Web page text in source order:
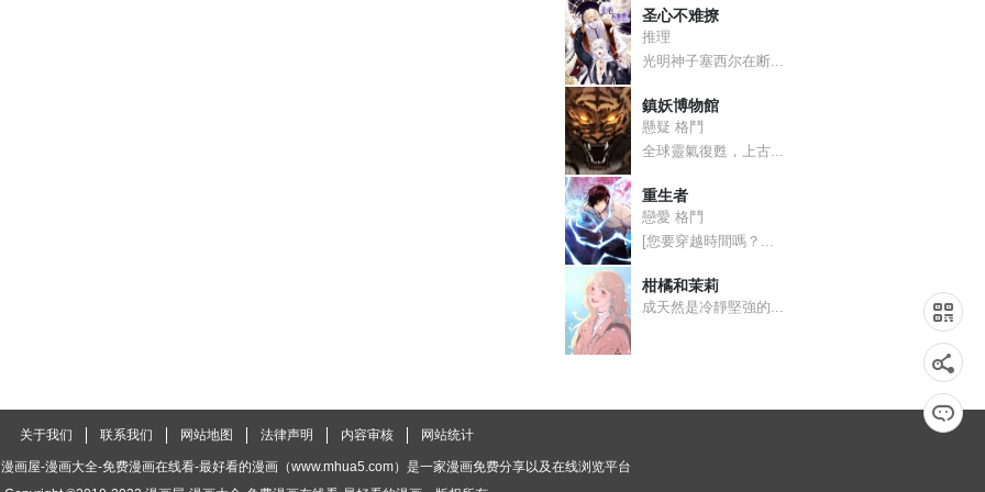
圣心不难撩
推理
光明神子塞西尔在断...
鎮妖博物館
懸疑 格鬥
全球靈氣復甦，上古...
重生者
戀愛 格鬥
[您要穿越時間嗎？...
柑橘和茉莉
成天然是冷靜堅強的...
关于我们 联系我们 网站地图 法律声明 内容审核 网站统计
漫画屋-漫画大全-免费漫画在线看-最好看的漫画（www.mhua5.com）是一家漫画免费分享以及在线浏览平台